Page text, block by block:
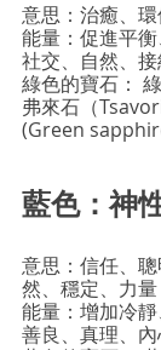
意思：治癒、
能量：促進平衡
社交、自然、接
綠色的寶石：
弗來石（
(Green
藍色：神
意思：信任、
然、穩定、力量
能量：增加冷靜
善良、真理、